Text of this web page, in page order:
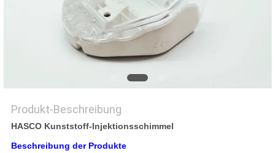
PRIVACY
Produkt-Beschreibung
HASCO Kunststoff-Injektionsschimmel
Beschreibung der Produkte